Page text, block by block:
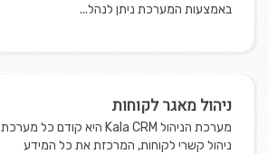
באמצעות המערכת ניתן לנהל...
ניהול מאגר לקוחות
מערכת הניהול Kala CRM היא קודם כל מערכת
ניהול קשרי לקוחות, המרכזת את כל המידע